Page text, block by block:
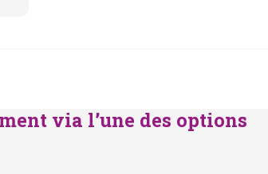
via l’une des options